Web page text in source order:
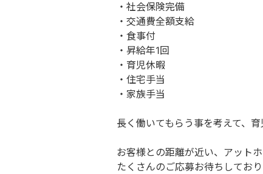
・社会保険完備
・交通費全額支給
・食事付
・昇給年1回
・育児休暇
・住宅手当
・家族手当
長く働いてもらう事を考えて、
お客様との距離が近い、アット
たくさんのご応募お待ちしており